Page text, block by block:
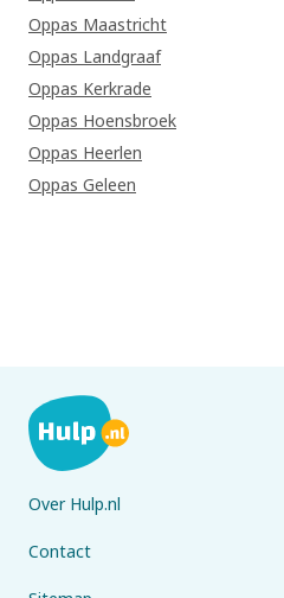
Oppas Maastricht
Oppas Landgraaf
Oppas Kerkrade
Oppas Hoensbroek
Oppas Heerlen
Oppas Geleen
Over Hulp.nl
Contact